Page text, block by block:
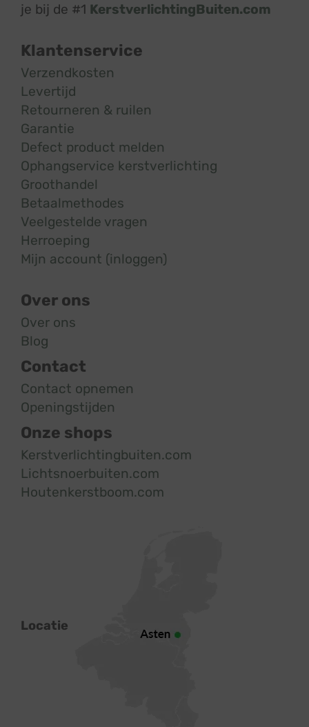
je bij de #1 KerstverlichtingBuiten.com
Klantenservice
Verzendkosten
Levertijd
Retourneren & ruilen
Garantie
Defect product melden
Ophangservice kerstverlichting
Groothandel
Betaalmethodes
Veelgestelde vragen
Herroeping
Mijn account (inloggen)
Over ons
Over ons
Blog
Contact
Contact opnemen
Openingstijden
Onze shops
Kerstverlichtingbuiten.com
Lichtsnoerbuiten.com
Houtenkerstboom.com
Locatie